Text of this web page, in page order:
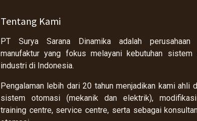
Tentang Kami
PT Surya Sarana Dinamika adalah perusahaan
manufaktur yang fokus melayani kebutuhan sistem
industri di Indonesia.
Pengalaman lebih dari 20 tahun menjadikan kami ahli
sistem otomasi (mekanik dan elektrik),
training centre, service centre, serta sebagai